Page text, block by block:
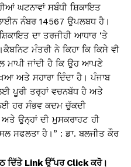
ਘਟਨਾਵਾਂ ਸਬੰਧੀ ਸ਼ਿਕਾਇਤ
ਨੰਬਰ 14567 ਉਪਲਬਧ ਹੈ।
ਦਾ ਤਰਜੀਹੀ ਆਧਾਰ ‘ਤੇ
ਮੰਤਰੀ ਨੇ ਕਿਹਾ ਕਿ ਕਿਸੇ ਵੀ
ਮਾਪੀ ਜਾਂਦੀ ਹੈ ਕਿ ਉਹ ਆਪਣੇ
ਅਤੇ ਸਹਾਰਾ ਦਿੰਦਾ ਹੈ। ਪੰਜਾਬ
ਪੂਰੀ ਤਰ੍ਹਾਂ ਵਚਨਬੱਧ ਹੈ ਅਤੇ
ਹਰ ਸੰਭਵ ਕਦਮ ਚੁੱਕਦੀ
ਉਨ੍ਹਾਂ ਦੀ ਮੁਸਕਰਾਹਟ ਹੀ
ਸਫਲਤਾ ਹੈ।” : ਡਾ. ਬਲਜੀਤ ਕੌਰ
ਦਿੱਤੇ Linkਉੱਪਰ Clickਕਰੋ।